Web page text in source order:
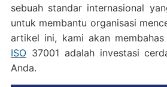
sebuah standar internasional
untuk membantu organisasi
artikel ini, kami akan membahas
ISO37001 adalah investasi
Anda.